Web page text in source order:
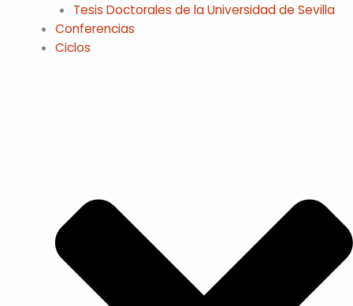
Tesis Doctorales de la Universidad de Sevilla
Conferencias
Ciclos